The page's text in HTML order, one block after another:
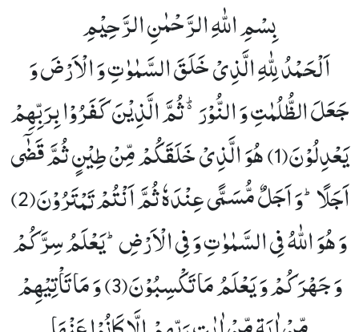
بِسْمِ اللّٰهِ الرَّحْمٰنِ الرَّحِیْمِ
اَلْحَمْدُ لِلّٰهِ الَّذِیْ خَلَقَ السَّمٰوٰتِ وَ الْاَرْضَ وَ
جَعَلَ الظُّلُمٰتِ وَ النُّوْرَ۬ؕ-ثُمَّ الَّذِیْنَ كَفَرُوْا بِرَبِّهِمْ
یَعْدِلُوْنَ(1) هُوَ الَّذِیْ خَلَقَكُمْ مِّنْ طِیْنٍ ثُمَّ قَضٰۤى
اَجَلًاؕ-وَ اَجَلٌ مُّسَمًّى عِنْدَهٗ ثُمَّ اَنْتُمْ تَمْتَرُوْنَ(2)
وَ هُوَ اللّٰهُ فِی السَّمٰوٰتِ وَ فِی الْاَرْضِؕ-یَعْلَمُ سِرَّكُمْ
وَ جَهْرَكُمْ وَ یَعْلَمُ مَا تَكْسِبُوْنَ(3) وَ مَا تَاْتِیْهِمْ